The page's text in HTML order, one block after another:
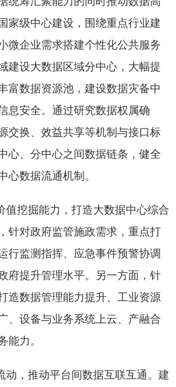
家级中心建设，围绕重点行业建
微企业需求搭建个性化公共服务
建设大数据区域分中心，大幅提
富数据资源池，建设数据灾备中
息安全。通过研究数据权属确
交换、效益共享等机制与接口标
心、分中心之间数据链条，健全
心数据流通机制。
值挖掘能力，打造大数据中心综合
针对政府监管施政需求，重点打
行监测指挥、应急事件预警协调
府提升管理水平。另一方面，针
造数据管理能力提升、工业资源
、设备与业务系统上云、产融合
能力。
动，推动平台间数据互联互通。建